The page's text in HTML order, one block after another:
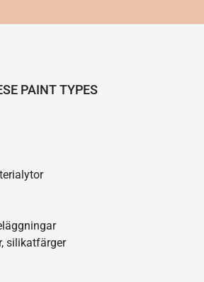
PAINT TYPES
silikatfärger